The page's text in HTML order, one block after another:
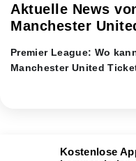
Aktuelle News
Manchester
Premier League: Wo
Manchester United
Kostenlose